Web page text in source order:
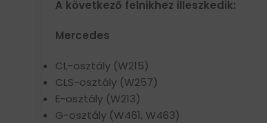
A következő felnikhez illeszkedik:
Mercedes
CL-osztály (W215)
CLS-osztály (W257)
E-osztály (W213)
G-osztály (W461, W463)